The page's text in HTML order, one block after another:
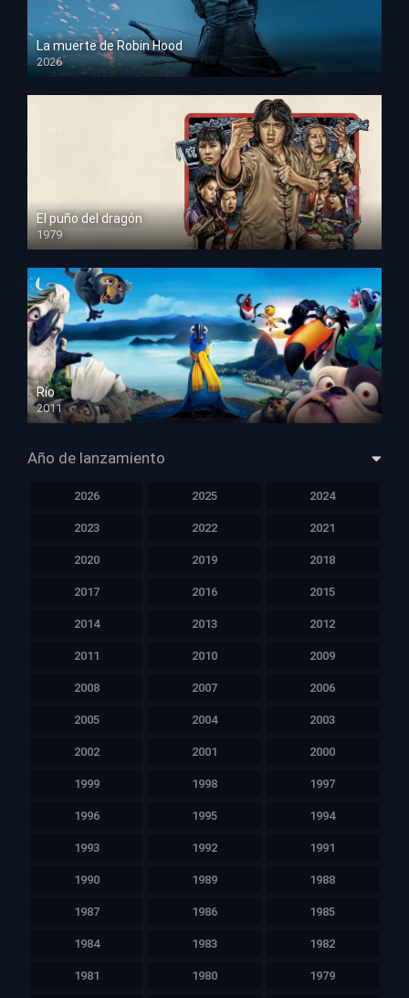
La muerte de Robin Hood
2026
HD 1080p
El puño del dragón
1979
HD 1080p
Río
2011
HD 1080p
Año de lanzamiento
2026 2025 2024
2023 2022 2021
2020 2019 2018
2017 2016 2015
2014 2013 2012
2011 2010 2009
2008 2007 2006
2005 2004 2003
2002 2001 2000
1999 1998 1997
1996 1995 1994
1993 1992 1991
1990 1989 1988
1987 1986 1985
1984 1983 1982
1981 1980 1979